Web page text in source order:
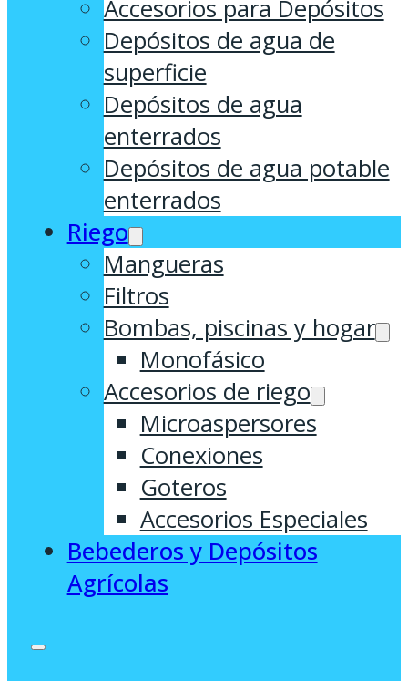
Accesorios para Depósitos
Depósitos de agua de
superficie
Depósitos de agua
enterrados
Depósitos de agua potable
enterrados
Riego
Mangueras
Filtros
Bombas, piscinas y hogar
Monofásico
Accesorios de riego
Microaspersores
Conexiones
Goteros
Accesorios Especiales
Bebederos y Depósitos
Agrícolas